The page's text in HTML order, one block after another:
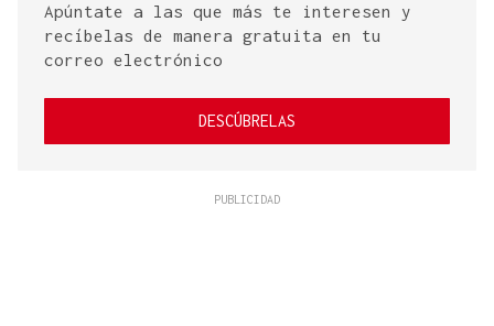
Apúntate a las que más te interesen y
recíbelas de manera gratuita en tu
correo electrónico
DESCÚBRELAS